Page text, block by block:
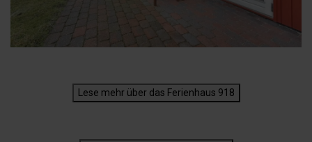
Lese mehr über das Ferienhaus 918